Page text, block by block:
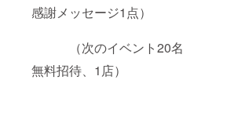
感謝メッセージ1点）
（次のイベント20名
無料招待、1店）